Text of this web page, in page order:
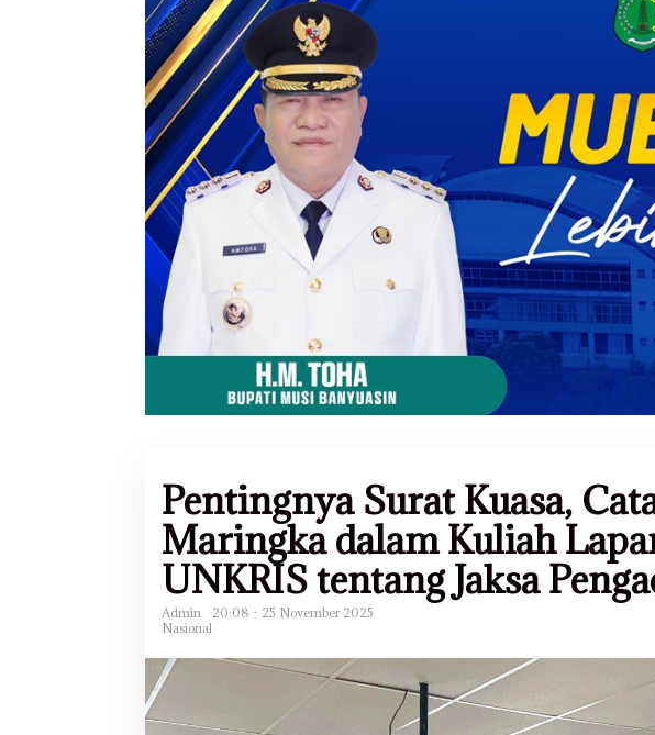
Pentingnya Surat Kuasa,
Maringka dalam Kuliah
UNKRIS tentang Jaksa
Admin
20:08 - 25 November 2025
Nasional